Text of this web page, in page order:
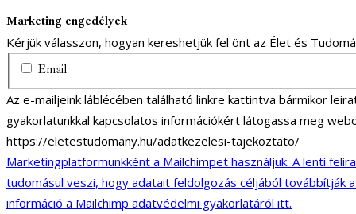
Marketing engedélyek
Kérjük válasszon, hogyan kereshetjük fel önt az Élet és
Email
Az e-mailjeink láblécében található linkre kattintva bármikor
gyakorlatunkkal kapcsolatos információkért látogassa meg
https://eletestudomany.hu/adatkezelesi-tajekoztato/
Marketingplatformunkként a Mailchimpet használjuk. A lenti
tudomásul veszi, hogy adatait feldolgozás céljából továbbítják
információ a Mailchimp adatvédelmi gyakorlatáról itt.